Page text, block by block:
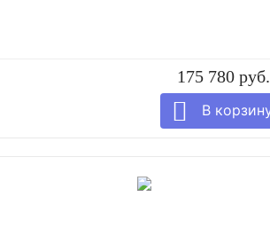
175 780 руб.